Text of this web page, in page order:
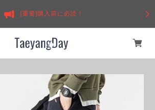
[重要]購入前に必読！